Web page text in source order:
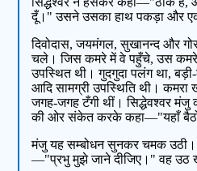
दूँ।" उसने उसका हाथ पकड़ा और
दिवोदास, जयमंगल, सुखानन्द और
चले। जिस कमरे में वे पहुँचे, उस कमरे
उपस्थित थी। गुदगुदा पलंग था, बड़ी-
आदि सामग्री उपस्थिति थी।
जगह-जगह टँगी थीं। सिद्धेवश्वर
की ओर संकेत करके कहा—"यहाँ बैठो
मंजु यह सम्बोधन सुनकर चमक
—"प्रभु मुझे जाने दीजिए।" वह उठ